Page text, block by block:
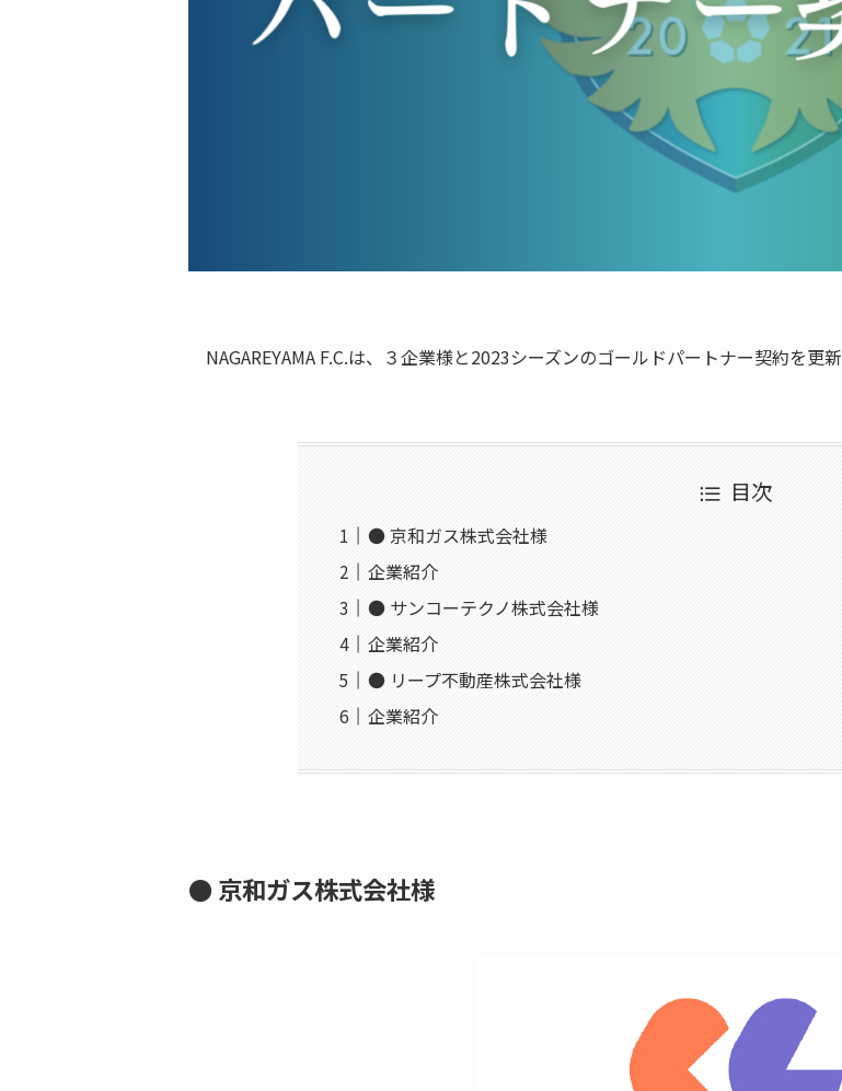
NAGAREYAMA F.C.は、３企業様と2023シーズンのゴールドパートナー契約を更
目次
● 京和ガス株式会社様
企業紹介
● サンコーテクノ株式会社様
企業紹介
● リープ不動産株式会社様
企業紹介
● 京和ガス株式会社様